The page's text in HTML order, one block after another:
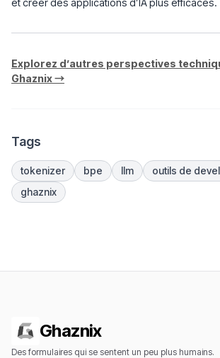
et créer des applications d’IA plus efficaces.
Explorez d’autres perspectives
Ghaznix →
Tags
tokenizer bpe llm
outils de
ghaznix
Ghaznix
Des formulaires qui se sentent un peu plus humains.